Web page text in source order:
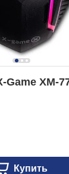
XM-
Купить